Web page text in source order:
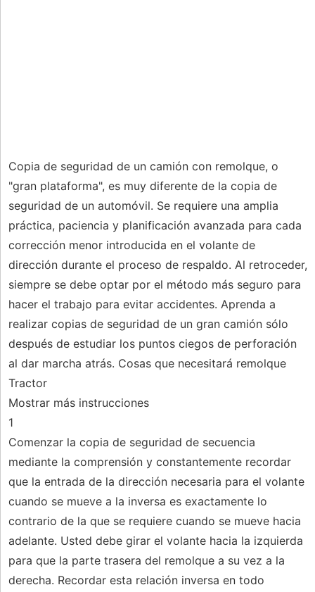
Copia de seguridad de un camión con remolque, o
"gran plataforma", es muy diferente de la copia de
seguridad de un automóvil. Se requiere una amplia
práctica, paciencia y planificación avanzada para cada
corrección menor introducida en el volante de
dirección durante el proceso de respaldo. Al retroceder,
siempre se debe optar por el método más seguro para
hacer el trabajo para evitar accidentes. Aprenda a
realizar copias de seguridad de un gran camión sólo
después de estudiar los puntos ciegos de perforación
al dar marcha atrás. Cosas que necesitará remolque
Tractor
Mostrar más instrucciones
1
Comenzar la copia de seguridad de secuencia
mediante la comprensión y constantemente recordar
que la entrada de la dirección necesaria para el volante
cuando se mueve a la inversa es exactamente lo
contrario de la que se requiere cuando se mueve hacia
adelante. Usted debe girar el volante hacia la izquierda
para que la parte trasera del remolque a su vez a la
derecha. Recordar esta relación inversa en todo